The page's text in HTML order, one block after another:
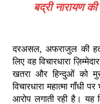
बद्री नारायण
दरअसल, अफराजुल की
लिए वह विचारधारा
खतरा और हिन्दुओं को
विचारधारा महात्मा गाँधी
आरोप लगाती रही है। यह